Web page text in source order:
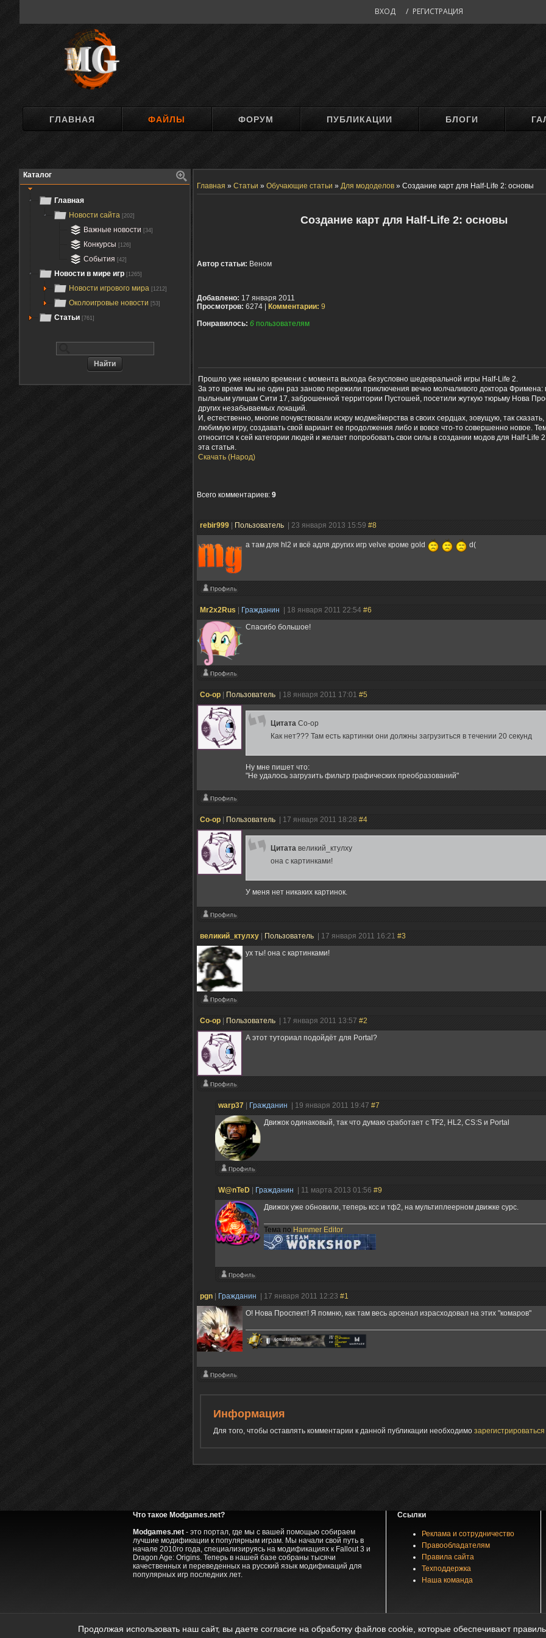
Продолжая использовать наш сайт, вы даете согласие на обработку файлов cookie, которые обеспечивают
ВХОД / РЕГИСТРАЦИЯ
ГЛАВНАЯ ФАЙЛЫ ФОРУМ ПУБЛИКАЦИИ БЛОГИ
Каталог
Главная
Новости сайта [202]
Важные новости [34]
Конкурсы [126]
События [42]
Новости в мире игр [1265]
Новости игрового мира [1212]
Околоигровые новости [53]
Статьи [761]
Главная » Статьи » Обучающие статьи » Для мододелов » Создание карт для Half-Life 2: основы
Создание карт для Half-Life 2: основы
Автор статьи: Веном
Добавлено: 17 января 2011
Просмотров: 6274 | Комментарии: 9
Понравилось: 6 пользователям
Прошло уже немало времени с момента выхода безусловно шедевральной игры Half-Life 2.
За это время мы не один раз заново пережили приключения вечно молчаливого доктора Фримена:
пыльным улицам Сити 17, заброшенной территории Пустошей, посетили жуткую тюрьму Нова
других незабываемых локаций.
И, естественно, многие почувствовали искру модмейкерства в своих сердцах, зовущую, так
любимую игру, создавать свой вариант ее продолжения либо и вовсе что-то совершенно новое.
относится к сей категории людей и желает попробовать свои силы в создании модов для Half-Life
эта статья.
Скачать (Народ)
Всего комментариев: 9
rebir999 Пользователь | 23 января 2013 15:59 #8
а там для hl2 и всё адля других игр velve кроме gold d(
Mr2x2Rus Гражданин | 18 января 2011 22:54 #6
Спасибо большое!
Co-op Пользователь | 18 января 2011 17:01 #5
Цитата Co-op
Как нет??? Там есть картинки они должны загрузиться в течении 20 секунд
Ну мне пишет что:
"Не удалось загрузить фильтр графических преобразований"
Co-op Пользователь | 17 января 2011 18:28 #4
Цитата великий_ктулху
она с картинками!
У меня нет никаких картинок.
великий_ктулху Пользователь | 17 января 2011 16:21 #3
ух ты! она с картинками!
Co-op Пользователь | 17 января 2011 13:57 #2
А этот туториал подойдёт для Portal?
warp37 Гражданин | 19 января 2011 19:47 #7
Движок одинаковый, так что думаю сработает с TF2, HL2, CS:S и Portal
W@nTeD Гражданин | 11 марта 2013 01:56 #9
Движок уже обновили, теперь ксс и тф2, на мультиплеерном движке сурс.
Тема по Hammer Editor
pgn Гражданин | 17 января 2011 12:23 #1
О! Нова Проспект! Я помню, как там весь арсенал израсходовал на этих "комаров"
Информация
Для того, чтобы оставлять комментарии к данной публикации необходимо зарегистрироваться
Что такое Modgames.net?
Modgames.net- это портал, где мы с вашей помощью собираем
лучшие модификации к популярным играм. Мы начали свой путь в
начале 2010го года, специализируясь на модификациях к Fallout 3 и
Dragon Age: Origins. Теперь в нашей базе собраны тысячи
качественных и переведенных на русский язык модификаций для
популярных игр последних лет.
Ссылки
Реклама и сотрудничество
Правообладателям
Правила сайта
Техподдержка
Наша команда